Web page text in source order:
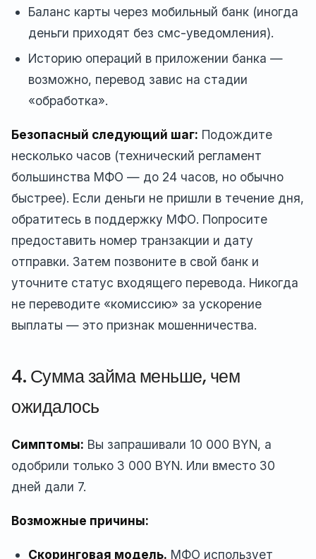
Баланс карты через мобильный банк (иногда
деньги приходят без смс-уведомления).
Историю операций в приложении банка —
возможно, перевод завис на стадии
«обработка».
Безопасный следующий шаг: Подождите
несколько часов (технический регламент
большинства МФО — до 24 часов, но обычно
быстрее). Если деньги не пришли в течение дня,
обратитесь в поддержку МФО. Попросите
предоставить номер транзакции и дату
отправки. Затем позвоните в свой банк и
уточните статус входящего перевода. Никогда
не переводите «комиссию» за ускорение
выплаты — это признак мошенничества.
4. Сумма займа меньше, чем
ожидалось
Симптомы: Вы запрашивали 10 000 BYN, а
одобрили только 3 000 BYN. Или вместо 30
дней дали 7.
Возможные причины:
Скоринговая модель. МФО использует